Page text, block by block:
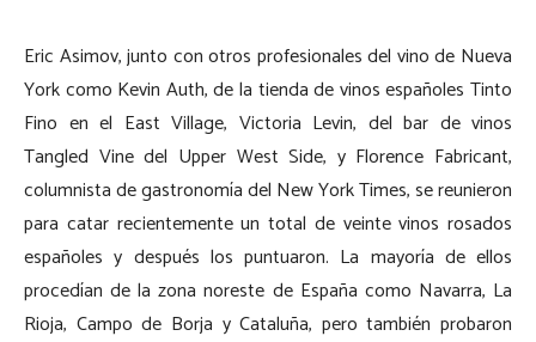
Eric Asimov, junto con otros profesionales del vino de Nueva
York como Kevin Auth, de la tienda de vinos españoles Tinto
Fino en el East Village, Victoria Levin, del bar de vinos
Tangled Vine del Upper West Side, y Florence Fabricant,
columnista de gastronomía del New York Times, se reunieron
para catar recientemente un total de veinte vinos rosados
españoles y después los puntuaron. La mayoría de ellos
procedían de la zona noreste de España como Navarra, La
Rioja, Campo de Borja y Cataluña, pero también probaron